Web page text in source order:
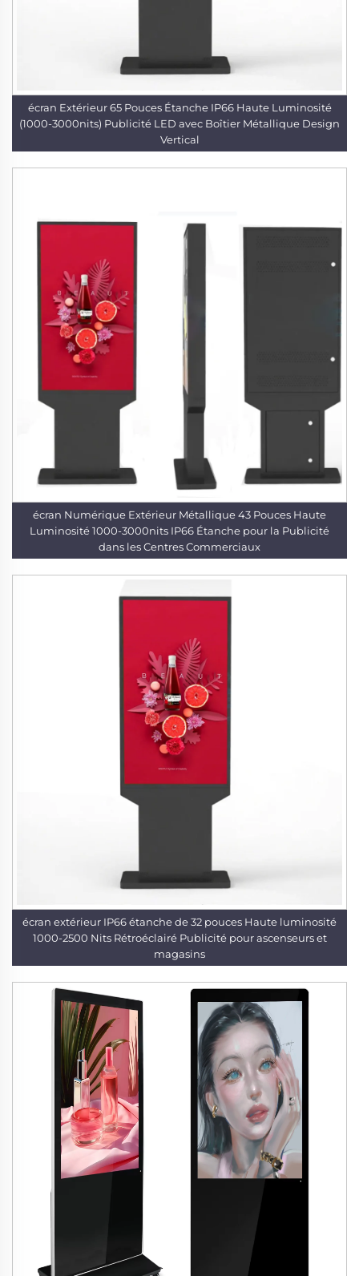
écran Extérieur 65 Pouces Étanche IP66 Haute Luminosité
(1000-3000nits) Publicité LED avec Boîtier Métallique Design
Vertical
écran Numérique Extérieur Métallique 43 Pouces Haute
Luminosité 1000-3000nits IP66 Étanche pour la Publicité
dans les Centres Commerciaux
écran extérieur IP66 étanche de 32 pouces Haute luminosité
1000-2500 Nits Rétroéclairé Publicité pour ascenseurs et
magasins